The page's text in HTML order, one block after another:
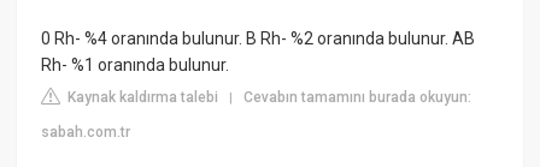
0 Rh- %4 oranında bulunur. B Rh- %2 oranında bulunur. AB
Rh- %1 oranında bulunur.
Kaynak kaldırma talebi |Cevabın tamamını burada okuyun:
sabah.com.tr